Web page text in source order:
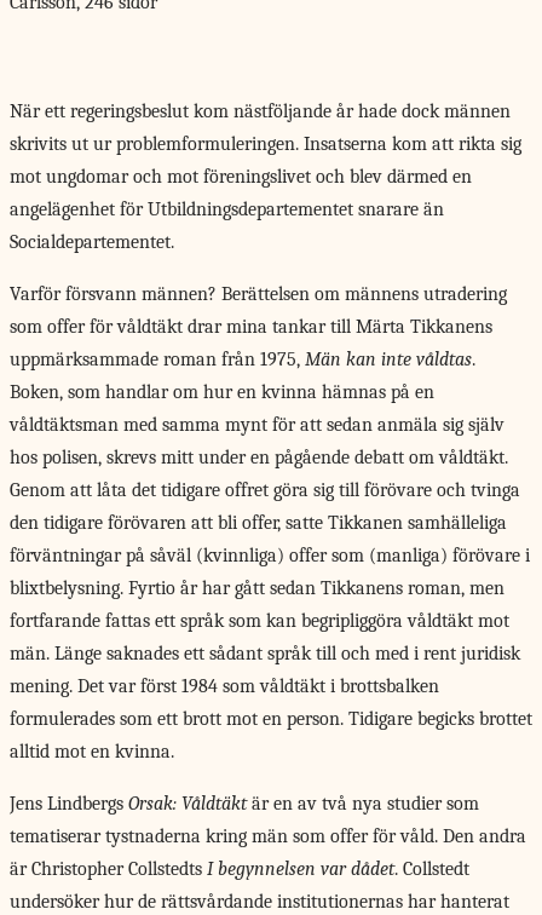
När ett regeringsbeslut kom nästföljande år hade dock männen
skrivits ut ur problemformuleringen. Insatserna kom att rikta sig
mot ungdomar och mot föreningslivet och blev därmed en
angelägenhet för Utbildningsdepartementet snarare än
Socialdepartementet.
Varför försvann männen? Berättelsen om männens utradering
som offer för våldtäkt drar mina tankar till Märta Tikkanens
uppmärksammade roman från 1975, Män kan inte våldtas.
Boken, som handlar om hur en kvinna hämnas på en
våldtäktsman med samma mynt för att sedan anmäla sig själv
hos polisen, skrevs mitt under en pågående debatt om våldtäkt.
Genom att låta det tidigare offret göra sig till förövare och tvinga
den tidigare förövaren att bli offer, satte Tikkanen samhälleliga
förväntningar på såväl (kvinnliga) offer som (manliga) förövare i
blixtbelysning. Fyrtio år har gått sedan Tikkanens roman, men
fortfarande fattas ett språk som kan begripliggöra våldtäkt mot
män. Länge saknades ett sådant språk till och med i rent juridisk
mening. Det var först 1984 som våldtäkt i brottsbalken
formulerades som ett brott mot en person. Tidigare begicks brottet
alltid mot en kvinna.
Jens Lindbergs Orsak: Våldtäktär en av två nya studier som
tematiserar tystnaderna kring män som offer för våld. Den andra
är Christopher Collstedts I begynnelsen var dådet. Collstedt
undersöker hur de rättsvårdande institutionernas har hanterat